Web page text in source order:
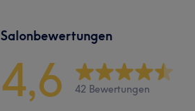
Salonbewertungen
4,6 42 Bewertungen